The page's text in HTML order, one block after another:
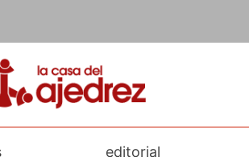
editorial